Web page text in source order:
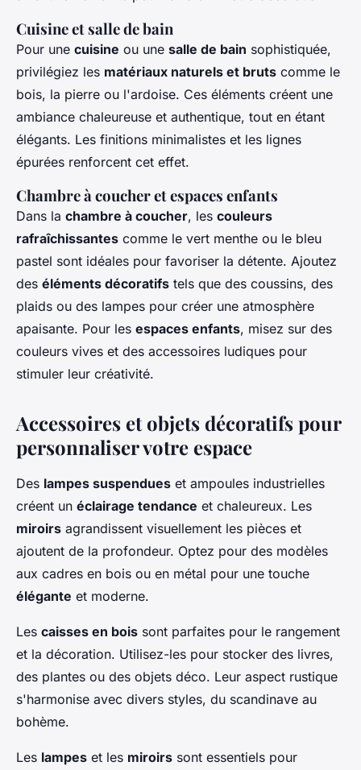
Cuisine et salle de bain
Pour une cuisine ou une salle de bain sophistiquée,
privilégiez les matériaux naturels et bruts comme le
bois, la pierre ou l'ardoise. Ces éléments créent une
ambiance chaleureuse et authentique, tout en étant
élégants. Les finitions minimalistes et les lignes
épurées renforcent cet effet.
Chambre à coucher et espaces enfants
Dans la chambre à coucher, les couleurs
rafraîchissantes comme le vert menthe ou le bleu
pastel sont idéales pour favoriser la détente. Ajoutez
des éléments décoratifs tels que des coussins, des
plaids ou des lampes pour créer une atmosphère
apaisante. Pour les espaces enfants, misez sur des
couleurs vives et des accessoires ludiques pour
stimuler leur créativité.
Accessoires et objets décoratifs pour
personnaliser votre espace
Des lampes suspendues et ampoules industrielles
créent un éclairage tendance et chaleureux. Les
miroirs agrandissent visuellement les pièces et
ajoutent de la profondeur. Optez pour des modèles
aux cadres en bois ou en métal pour une touche
élégante et moderne.
Les caisses en bois sont parfaites pour le rangement
et la décoration. Utilisez-les pour stocker des livres,
des plantes ou des objets déco. Leur aspect rustique
s'harmonise avec divers styles, du scandinave au
bohème.
Les lampes et les miroirs sont essentiels pour